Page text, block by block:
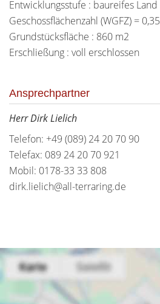
Entwicklungsstufe : baureifes Land
Geschossflächenzahl (WGFZ) = 0,35
Grundstücksfläche : 860 m2
Erschließung : voll erschlossen
Ansprechpartner
Herr Dirk Lielich
Telefon: +49 (089) 24 20 70 90
Telefax: 089 24 20 70 921
Mobil: 0178-33 33 808
dirk.lielich@all-terraring.de